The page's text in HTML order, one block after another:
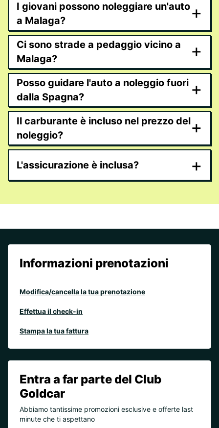
I giovani possono noleggiare un'auto
a Malaga?
+
Ci sono strade a pedaggio vicino a
Malaga?
+
Posso guidare l'auto a noleggio fuori
dalla Spagna?
+
Il carburante è incluso nel prezzo del
noleggio?
+
L'assicurazione è inclusa? +
Informazioni prenotazioni
Modifica/cancella la tua prenotazione
Effettua il check-in
Stampa la tua fattura
Entra a far parte del Club
Goldcar
Abbiamo tantissime promozioni esclusive e offerte last
minute che ti aspettano